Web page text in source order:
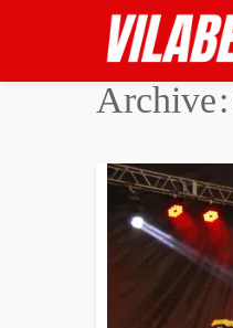
Archive